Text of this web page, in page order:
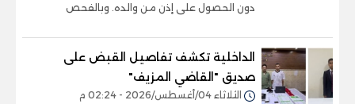
دون الحصول على إذن من والده. وبالفحص
الداخلية تكشف تفاصيل القبض على
صديق "القاضي المزيف"
الثلاثاء 04/أغسطس/2026 - 02:24 م